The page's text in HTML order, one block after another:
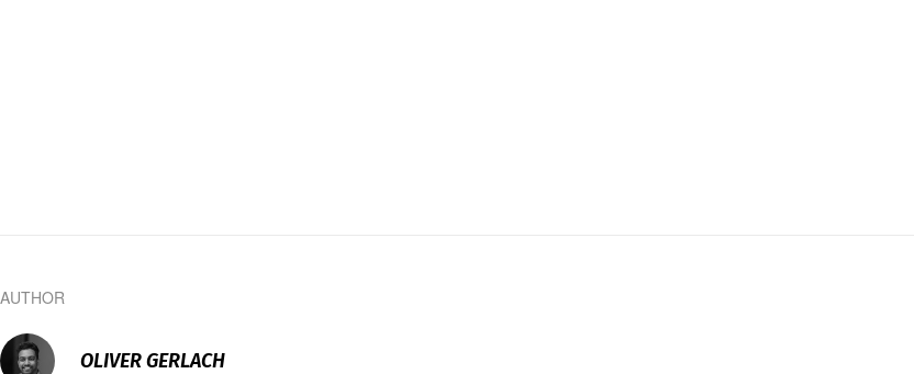
AUTHOR
OLIVER GERLACH